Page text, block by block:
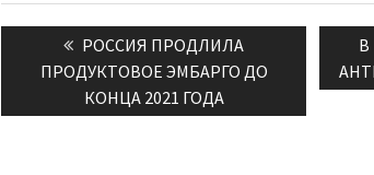
Навигация
записям
Previous
post:
РОССИЯ ПРОДЛИЛА
ПРОДУКТОВОЕ ЭМБАРГО ДО
КОНЦА 2021 ГОДА